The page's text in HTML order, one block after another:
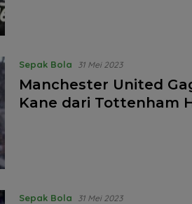
Sepak Bola 31 Mei 2023
Manchester United
Kane dari Tottenham
Sepak Bola 31 Mei 2023